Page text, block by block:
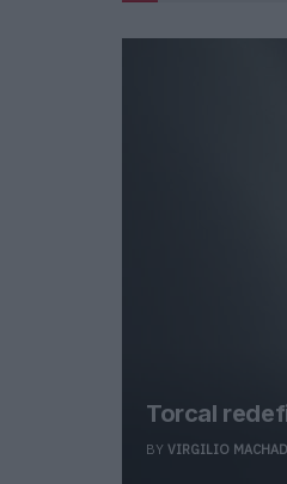
Torcal
BY VIRGILIO